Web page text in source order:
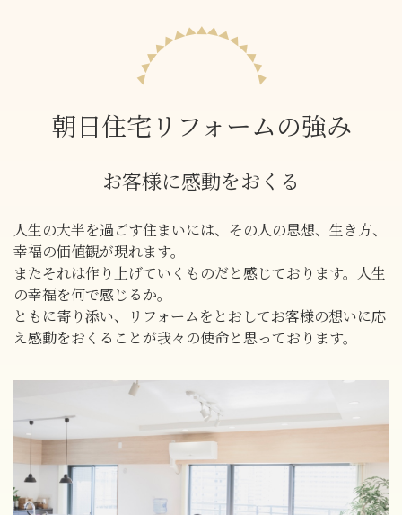
朝日住宅リフォームの強み
お客様に感動をおくる
人生の大半を過ごす住まいには、その人の思想、生き方、
幸福の価値観が現れます。
またそれは作り上げていくものだと感じております。人生
の幸福を何で感じるか。
ともに寄り添い、リフォームをとおしてお客様の想いに応
え感動をおくることが我々の使命と思っております。